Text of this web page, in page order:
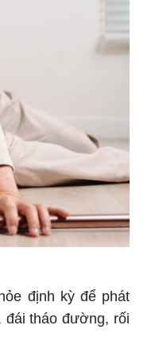
định kỳ để phát
đái tháo đường, rối